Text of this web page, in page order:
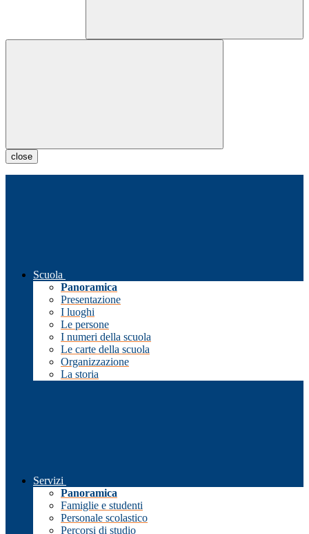
close
Scuola
Panoramica
Presentazione
I luoghi
Le persone
I numeri della scuola
Le carte della scuola
Organizzazione
La storia
Servizi
Panoramica
Famiglie e studenti
Personale scolastico
Percorsi di studio